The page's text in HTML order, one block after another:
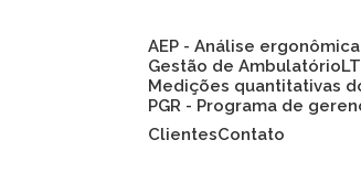
AEP - Análise
Gestão de Ambulatório
Medições quantitativas
PGR - Programa de
Clientes
Contato